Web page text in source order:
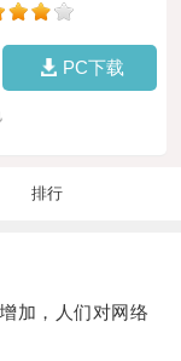
PC下载
排行
加，人们对网络